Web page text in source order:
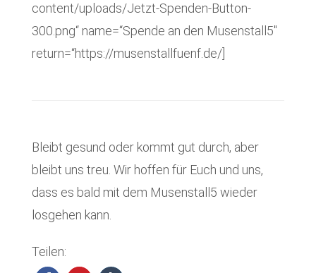
content/uploads/Jetzt-Spenden-Button-
300.png“ name=“Spende an den Musenstall5″
return=“https://musenstallfuenf.de/]
Bleibt gesund oder kommt gut durch, aber
bleibt uns treu. Wir hoffen für Euch und uns,
dass es bald mit dem Musenstall5 wieder
losgehen kann.
Teilen: